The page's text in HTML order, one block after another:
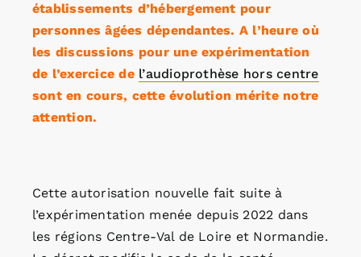
établissements d’hébergement pour
personnes âgées dépendantes. A l’heure où
les discussions pour une expérimentation
de l’exercice de l’audioprothèse hors centre
sont en cours, cette évolution mérite notre
attention.
Cette autorisation nouvelle fait suite à
l’expérimentation menée depuis 2022 dans
les régions Centre-Val de Loire et Normandie.